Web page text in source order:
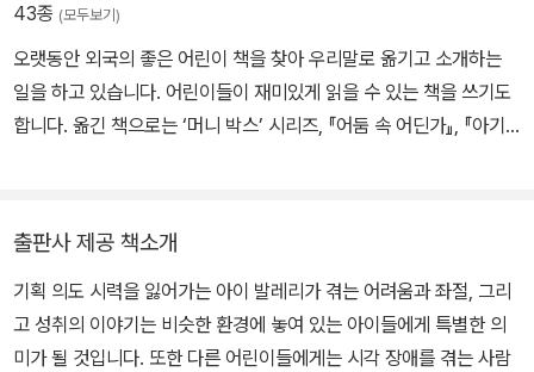
43종 (모두보기)
오랫동안 외국의 좋은 어린이 책을 찾아 우리말로 옮기고 소개하는
일을 하고 있습니다. 어린이들이 재미있게 읽을 수 있는 책을 쓰기도
합니다. 옮긴 책으로는 ‘머니 박스’ 시리즈, 『어둠 속 어딘가』, 『아기
출판사 제공 책소개
기획 의도 시력을 잃어가는 아이 발레리가 겪는 어려움과 좌절, 그리
고 성취의 이야기는 비슷한 환경에 놓여 있는 아이들에게 특별한 의
미가 될 것입니다. 또한 다른 어린이들에게는 시각 장애를 겪는 사람